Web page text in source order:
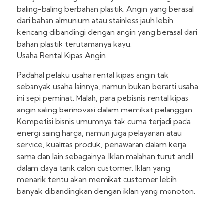
baling-baling berbahan plastik. Angin yang berasal
dari bahan almunium atau stainless jauh lebih
kencang dibandingi dengan angin yang berasal dari
bahan plastik terutamanya kayu.
Usaha Rental Kipas Angin
Padahal pelaku usaha rental kipas angin tak
sebanyak usaha lainnya, namun bukan berarti usaha
ini sepi peminat. Malah, para pebisnis rental kipas
angin saling berinovasi dalam memikat pelanggan.
Kompetisi bisnis umumnya tak cuma terjadi pada
energi saing harga, namun juga pelayanan atau
service, kualitas produk, penawaran dalam kerja
sama dan lain sebagainya. Iklan malahan turut andil
dalam daya tarik calon customer. Iklan yang
menarik tentu akan memikat customer lebih
banyak dibandingkan dengan iklan yang monoton.